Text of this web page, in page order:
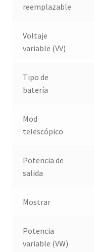
reemplazable
Voltaje
variable (VV)
Tipo de
batería
Mod
telescópico
Potencia de
salida
Mostrar
Potencia
variable (VW)